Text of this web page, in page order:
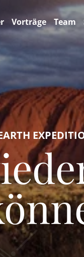
Vorträge Team